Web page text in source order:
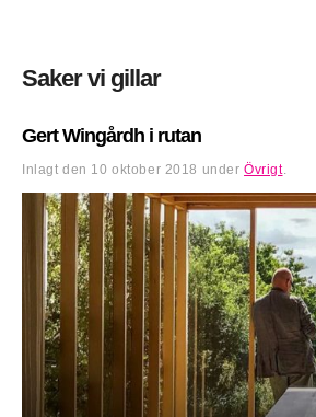
Saker vi gillar
Gert Wingårdh i rutan
Inlagt den 10 oktober 2018 underÖvrigt.